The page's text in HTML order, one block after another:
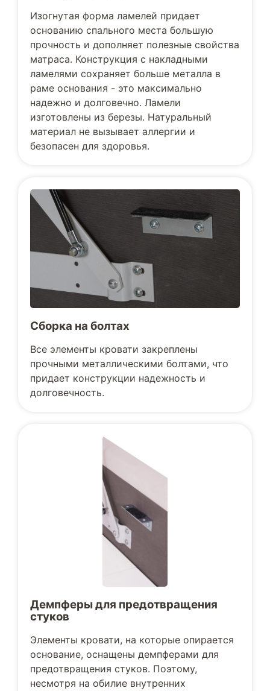
Изогнутая форма ламелей придает
основанию спального места большую
прочность и дополняет полезные свойства
матраса. Конструкция с накладными
ламелями сохраняет больше металла в
раме основания - это максимально
надежно и долговечно. Ламели
изготовлены из березы. Натуральный
материал не вызывает аллергии и
безопасен для здоровья.
Сборка на болтах
Все элементы кровати закреплены
прочными металлическими болтами, что
придает конструкции надежность и
долговечность.
Демпферы для предотвращения
стуков
Элементы кровати, на которые опирается
основание, оснащены демпферами для
предотвращения стуков. Поэтому,
несмотря на обилие внутренних